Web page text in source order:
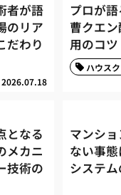
者が語
のリア
だわり
2026.07.18
プロが
曹クエ
用のコツ
ハウス
となる
メカニ
技術の
マンシ
ない事
システ